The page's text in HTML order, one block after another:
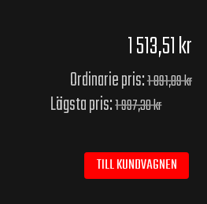
1 513,51 kr
Ordinarie pris:1 891,89 kr
Lägsta pris:1 997,30 kr
TILL KUNDVAGNEN